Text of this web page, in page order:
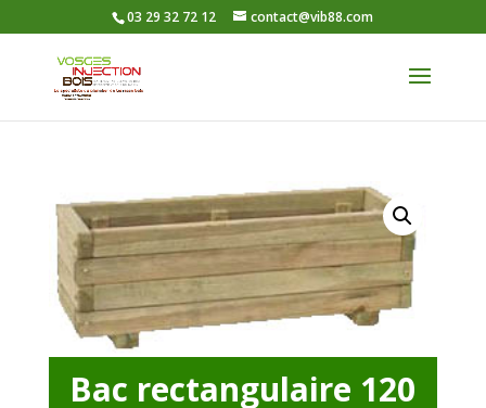
03 29 32 72 12 contact@vib88.com
Bac rectangulaire 120